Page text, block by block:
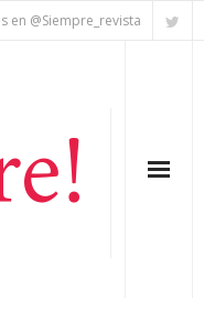
en @Siempre_revista